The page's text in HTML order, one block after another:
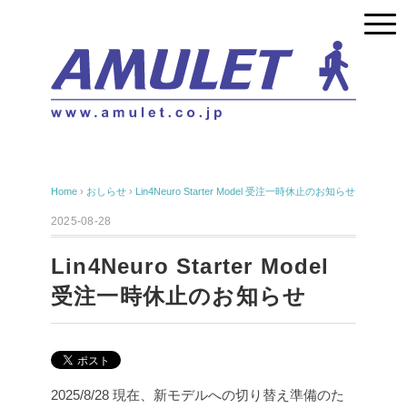
Home › おしらせ › Lin4Neuro Starter Model 受注一時休止のお知らせ
2025-08-28
Lin4Neuro Starter Model
受注一時休止のお知らせ
2025/8/28 現在、新モデルへの切り替え準備のた